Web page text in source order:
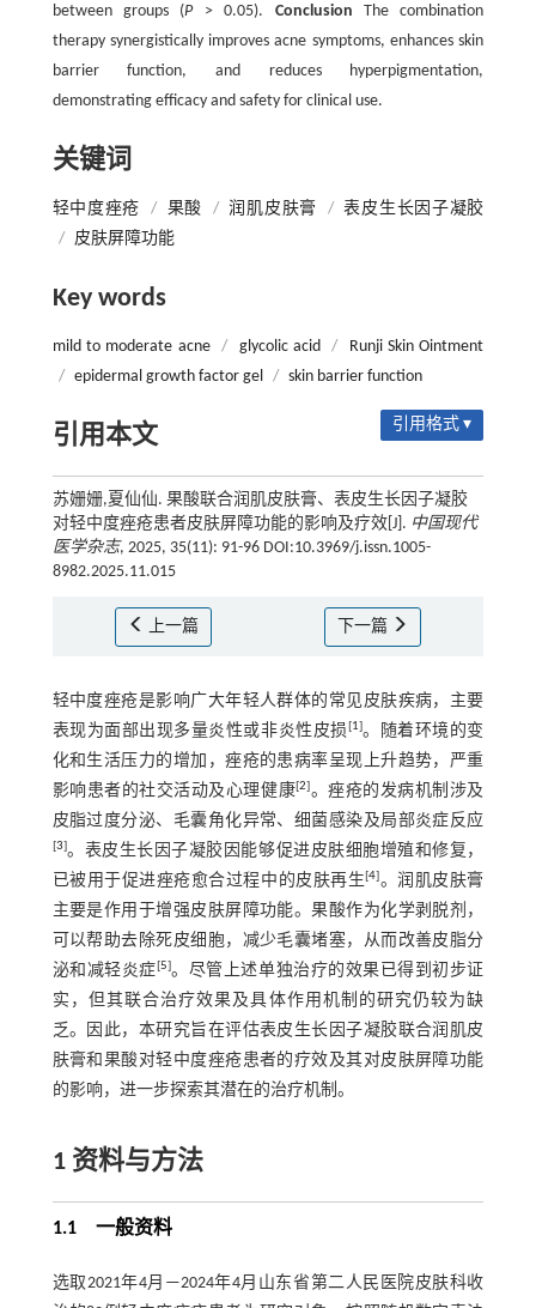
between groups (P> 0.05). Conclusion The combination
therapy synergistically improves acne symptoms, enhances skin
barrier function, and reduces hyperpigmentation,
demonstrating efficacy and safety for clinical use.
关键词
轻中度痤疮 / 果酸 / 润肌皮肤膏 / 表皮生长因子凝胶
/
皮肤屏障功能
Key words
mild to moderate acne / glycolic acid /
Runji Skin Ointment
/ epidermal growth factor gel / skin barrier function
引用本文 引用格式 ▾
苏姗姗,夏仙仙. 果酸联合润肌皮肤膏、表皮生长因子凝胶
对轻中度痤疮患者皮肤屏障功能的影响及疗效[J]. 中国现代
医学杂志, 2025, 35(11): 91-96 DOI:10.3969/j.issn.1005-
8982.2025.11.015
上一篇 下一篇
轻中度痤疮是影响广大年轻人群体的常见皮肤疾病，主要
表现为面部出现多量炎性或非炎性皮损 [1]。随着环境的变
化和生活压力的增加，痤疮的患病率呈现上升趋势，严重
影响患者的社交活动及心理健康[2]。痤疮的发病机制涉及
皮脂过度分泌、毛囊角化异常、细菌感染及局部炎症反应
[3]。表皮生长因子凝胶因能够促进皮肤细胞增殖和修复，
已被用于促进痤疮愈合过程中的皮肤再生[4]。润肌皮肤膏
主要是作用于增强皮肤屏障功能。果酸作为化学剥脱剂，
可以帮助去除死皮细胞，减少毛囊堵塞，从而改善皮脂分
泌和减轻炎症 [5]。尽管上述单独治疗的效果已得到初步证
实，但其联合治疗效果及具体作用机制的研究仍较为缺
乏。因此，本研究旨在评估表皮生长因子凝胶联合润肌皮
肤膏和果酸对轻中度痤疮患者的疗效及其对皮肤屏障功能
的影响，进一步探索其潜在的治疗机制。
1 资料与方法
1.1 一般资料
选取2021年4月—2024年4月山东省第二人民医院皮肤科收